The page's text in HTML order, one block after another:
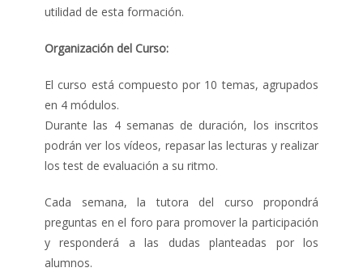
utilidad de esta formación.
Organización del Curso:
El curso está compuesto por 10 temas, agrupados
en 4 módulos.
Durante las 4 semanas de duración, los inscritos
podrán ver los vídeos, repasar las lecturas y realizar
los test de evaluación a su ritmo.
Cada semana, la tutora del curso propondrá
preguntas en el foro para promover la participación
y responderá a las dudas planteadas por los
alumnos.